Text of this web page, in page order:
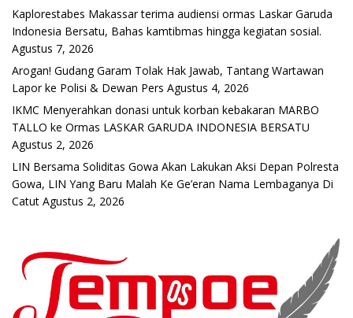
Kaplorestabes Makassar terima audiensi ormas Laskar Garuda
Indonesia Bersatu, Bahas kamtibmas hingga kegiatan sosial.
Agustus 7, 2026
Arogan! Gudang Garam Tolak Hak Jawab, Tantang Wartawan
Lapor ke Polisi & Dewan Pers Agustus 4, 2026
IKMC Menyerahkan donasi untuk korban kebakaran MARBO
TALLO ke Ormas LASKAR GARUDA INDONESIA BERSATU
Agustus 2, 2026
LIN Bersama Soliditas Gowa Akan Lakukan Aksi Depan Polresta
Gowa, LIN Yang Baru Malah Ke Ge’eran Nama Lembaganya Di
Catut Agustus 2, 2026